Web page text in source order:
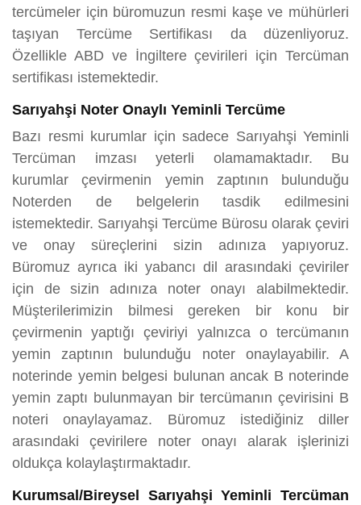
tercümeler için büromuzun resmi kaşe ve mühürleri
taşıyan Tercüme Sertifikası da düzenliyoruz.
Özellikle ABD ve İngiltere çevirileri için Tercüman
sertifikası istemektedir.
Sarıyahşi Noter Onaylı Yeminli Tercüme
Bazı resmi kurumlar için sadece Sarıyahşi Yeminli
Tercüman imzası yeterli olamamaktadır. Bu
kurumlar çevirmenin yemin zaptının bulunduğu
Noterden de belgelerin tasdik edilmesini
istemektedir. Sarıyahşi Tercüme Bürosu olarak çeviri
ve onay süreçlerini sizin adınıza yapıyoruz.
Büromuz ayrıca iki yabancı dil arasındaki çeviriler
için de sizin adınıza noter onayı alabilmektedir.
Müşterilerimizin bilmesi gereken bir konu bir
çevirmenin yaptığı çeviriyi yalnızca o tercümanın
yemin zaptının bulunduğu noter onaylayabilir. A
noterinde yemin belgesi bulunan ancak B noterinde
yemin zaptı bulunmayan bir tercümanın çevirisini B
noteri onaylayamaz. Büromuz istediğiniz diller
arasındaki çevirilere noter onayı alarak işlerinizi
oldukça kolaylaştırmaktadır.
Kurumsal/Bireysel Sarıyahşi Yeminli Tercüman